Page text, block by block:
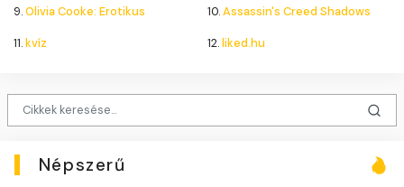
9.Olivia Cooke: Erotikus 10.Assassin's Creed Shadows
11.kvíz 12.liked.hu
Népszerű